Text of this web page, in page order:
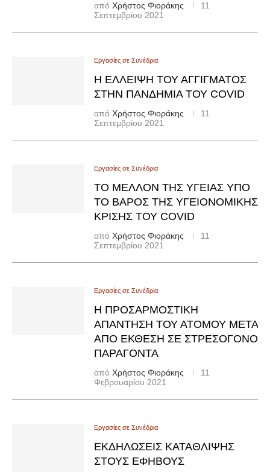
από Χρήστος Φιοράκης
11
Σεπτεμβρίου 2021
Εργασίες σε Συνέδρια
Η ΈΛΛΕΙΨΗ ΤΟΥ ΑΓΓΊΓΜΑΤΟΣ
ΣΤΗΝ ΠΑΝΔΗΜΊΑ ΤΟΥ COVID
από Χρήστος Φιοράκης
11
Σεπτεμβρίου 2021
Εργασίες σε Συνέδρια
ΤΟ ΜΈΛΛΟΝ ΤΗΣ ΥΓΕΊΑΣ ΥΠΌ
ΤΟ ΒΆΡΟΣ ΤΗΣ ΥΓΕΙΟΝΟΜΙΚΉΣ
ΚΡΊΣΗΣ ΤΟΥ COVID
από Χρήστος Φιοράκης
11
Σεπτεμβρίου 2021
Εργασίες σε Συνέδρια
Η ΠΡΟΣΑΡΜΟΣΤΙΚΗ
ΑΠΑΝΤΗΣΗ ΤΟΥ ΑΤΟΜΟΥ ΜΕΤΑ
ΑΠΟ ΕΚΘΕΣΗ ΣΕ ΣΤΡΕΣΟΓΟΝΟ
ΠΑΡΑΓΟΝΤΑ
από Χρήστος Φιοράκης
11
Φεβρουαρίου 2021
Εργασίες σε Συνέδρια
ΕΚΔΗΛΏΣΕΙΣ ΚΑΤΆΘΛΙΨΗΣ
ΣΤΟΥΣ ΈΦΗΒΟΥΣ